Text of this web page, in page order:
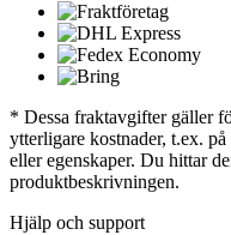
* Dessa fraktavgifter gäller
ytterligare kostnader, t.ex.
eller egenskaper. Du hittar
produktbeskrivningen.
Hjälp och support